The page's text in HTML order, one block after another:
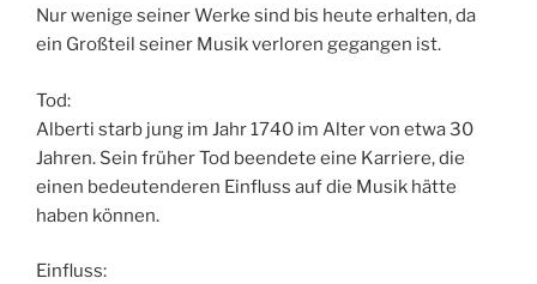
Nur wenige seiner Werke sind bis heute erhalten, da
ein Großteil seiner Musik verloren gegangen ist.
Tod:
Alberti starb jung im Jahr 1740 im Alter von etwa 30
Jahren. Sein früher Tod beendete eine Karriere, die
einen bedeutenderen Einfluss auf die Musik hätte
haben können.
Einfluss: